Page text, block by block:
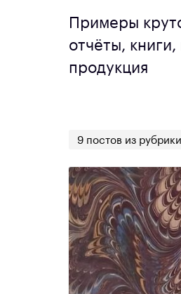
Примеры
отчёты,
продукция
9 постов из рубрики